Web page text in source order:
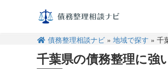
債務整理相談ナビ» 地域で探す » 千
千葉県の債務整理に強